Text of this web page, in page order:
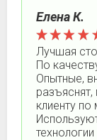
Елена К.
Лучшая
По
Опытные,
клиенту